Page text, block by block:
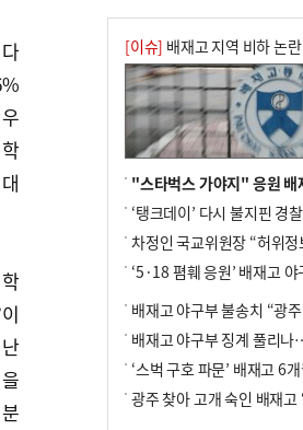
[이슈] 배재고 지역 비하 논란